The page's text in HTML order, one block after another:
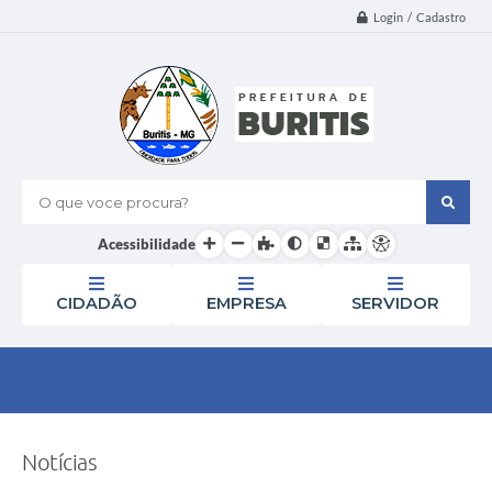
Login / Cadastro
O que voce procura?
Acessibilidade
CIDADÃO EMPRESA SERVIDOR
Notícias